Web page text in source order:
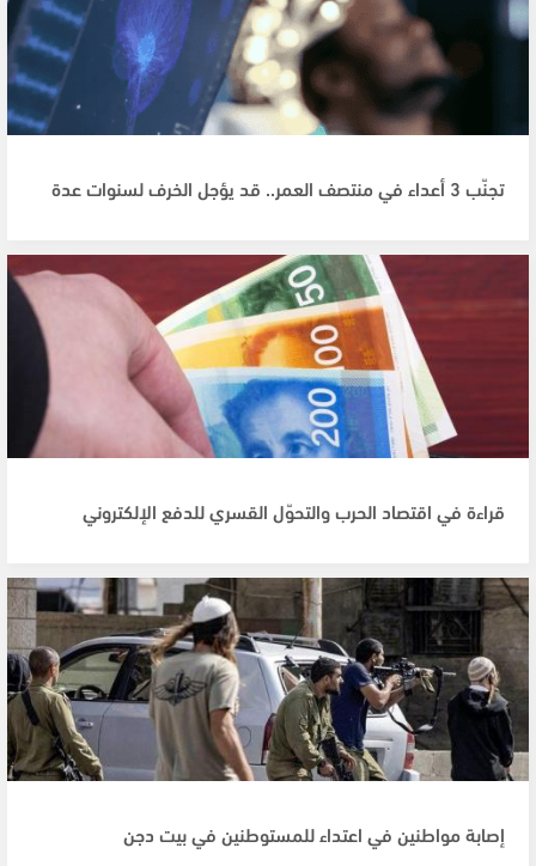
تجنّب 3 أعداء في منتصف العمر.. قد يؤجل الخرف لسنوات عدة
قراءة في اقتصاد الحرب والتحوّل القسري للدفع الإلكتروني
إصابة مواطنين في اعتداء للمستوطنين في بيت دجن